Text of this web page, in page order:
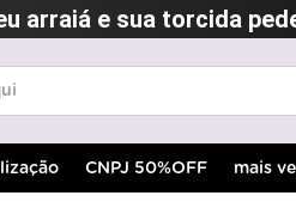
arraiá e sua torcida
CNPJ 50%OFF mais